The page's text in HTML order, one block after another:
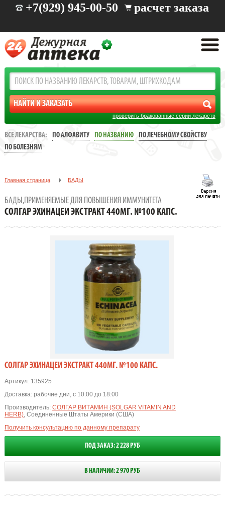
+7(929) 945-00-50 расчет заказа
проверить бракованные серии лекарств
ВСЕ ЛЕКАРСТВА: ПО АЛФАВИТУ ПО НАЗВАНИЮ
ПО ЛЕЧЕБНОМУ СВОЙСТВУ
ПО БОЛЕЗНЯМ
Главная страница БАДЫ
СОЛГАР ЭХИНАЦЕИ ЭКСТРАКТ 440МГ. №100 КАПС.
БАДЫ,ПРИМЕНЯЕМЫЕ ДЛЯ ПОВЫШЕНИЯ ИММУНИТЕТА
СОЛГАР ЭХИНАЦЕИ ЭКСТРАКТ 440МГ. №100 КАПС.
СОЛГАР ЭХИНАЦЕИ ЭКСТРАКТ 440МГ. №100 КАПС.
Артикул:135925
Доставка: рабочие дни, с 10:00 до 18:00
Производитель: СОЛГАР ВИТАМИН (SOLGAR VITAMIN AND
HERB), Соединенные Штаты Америки (США)
Получить консультацию по данному препарату
ПОД ЗАКАЗ: 2 228 РУБ
В НАЛИЧИИ: 2 970 РУБ